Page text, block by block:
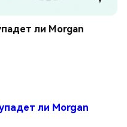
ли Morgan
ли Morgan